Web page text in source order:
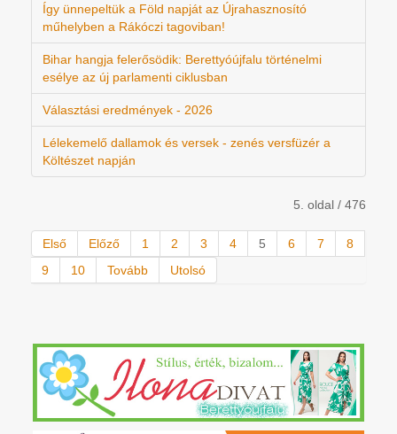
Így ünnepeltük a Föld napját az Újrahasznosító
műhelyben a Rákóczi tagoviban!
Bihar hangja felerősödik: Berettyóújfalu történelmi
esélye az új parlamenti ciklusban
Választási eredmények - 2026
Lélekemelő dallamok és versek - zenés versfüzér a
Költészet napján
5. oldal / 476
Első Előző 1 2 3 4 5 6 7
8
9
10 Tovább Utolsó